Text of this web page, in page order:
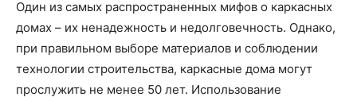
Один из самых распространенных мифов о каркасных
домах – их ненадежность и недолговечность. Однако,
при правильном выборе материалов и соблюдении
технологии строительства, каркасные дома могут
прослужить не менее 50 лет. Использование